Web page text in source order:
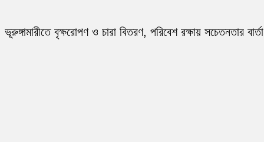
ভূরুঙ্গামারীতে বৃক্ষরোপণ ও চারা বিতরণ, পরিবেশ রক্ষায় সচেতনতার বার্তা